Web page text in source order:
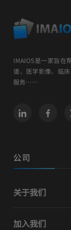
IMAIOS是一家旨在
谱、医学影像、临
服务……
公司
关于我们
加入我们